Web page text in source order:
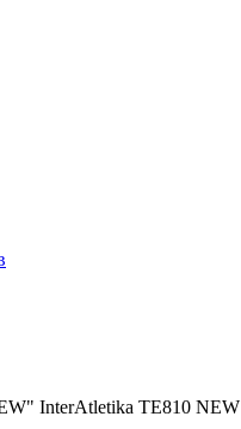
InterAtletika TE810 NEW